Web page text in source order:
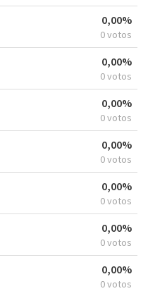
0,00%
0 votos
0,00%
0 votos
0,00%
0 votos
0,00%
0 votos
0,00%
0 votos
0,00%
0 votos
0,00%
0 votos